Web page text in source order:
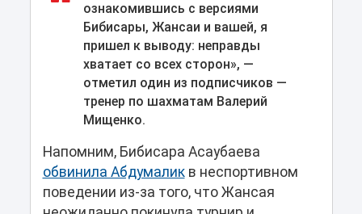
ознакомившись с версиями
Бибисары, Жансаи и вашей, я
пришел к выводу: неправды
хватает со всех сторон», —
отметил один из подписчиков —
тренер по шахматам Валерий
Мищенко.
Напомним, Бибисара Асаубаева
обвинила Абдумаликв неспортивном
поведении из-за того, что Жансая